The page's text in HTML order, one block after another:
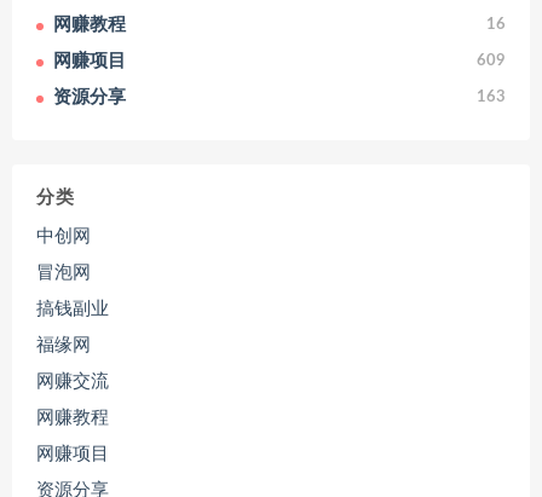
网赚教程 16
网赚项目 609
资源分享 163
分类
中创网
冒泡网
搞钱副业
福缘网
网赚交流
网赚教程
网赚项目
资源分享